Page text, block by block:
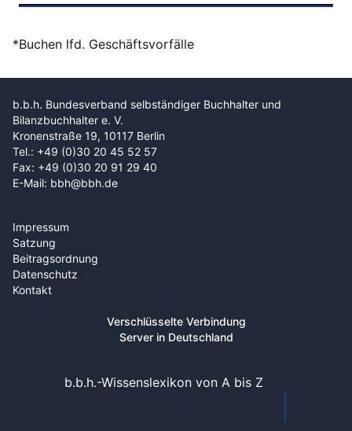
*Buchen lfd. Geschäftsvorfälle
b.b.h. Bundesverband selbständiger Buchhalter und
Bilanzbuchhalter e. V.
Kronenstraße 19, 10117 Berlin
Tel.: +49 (0)30 20 45 52 57
Fax: +49 (0)30 20 91 29 40
E-Mail: bbh@bbh.de
Impressum
Satzung
Beitragsordnung
Datenschutz
Kontakt
Verschlüsselte Verbindung
Server in Deutschland
b.b.h.-Wissenslexikon von A bis Z